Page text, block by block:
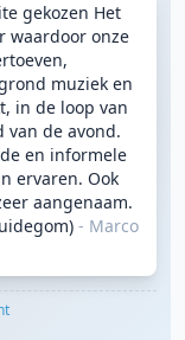
gekozen Het
waardoor onze
muziek en
in de loop van
de avond.
en informele
ervaren. Ook
aangenaam.
- Marco